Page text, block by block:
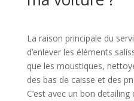
La raison principale du
d’enlever les éléments
que les moustiques,
des bas de caisse et des
C’est avec un bon